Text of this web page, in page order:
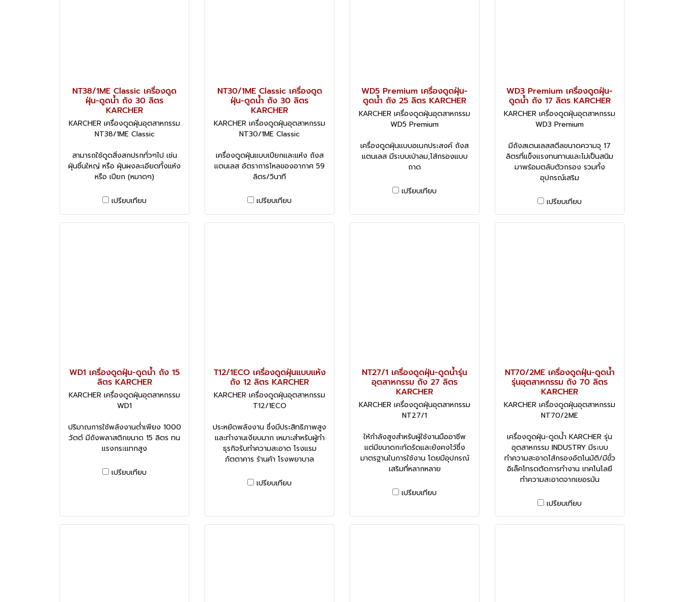
NT38/1ME Classic เครื่องดูด
ฝุ่น-ดูดน้ำ ถัง 30 ลิตร
KARCHER
KARCHER เครื่องดูดฝุ่นอุตสาหกรรม
NT38/1ME Classic
สามารถใช้ดูดสิ่งสกปรกทั่วๆไป เช่น
ฝุ่นชิ้นใหญ่ หรือ ฝุ่นผงละเอียดทั้งแห้ง
หรือ เปียก (หมาดๆ)
เปรียบเทียบ
NT30/1ME Classic เครื่องดูด
ฝุ่น-ดูดน้ำ ถัง 30 ลิตร
KARCHER
KARCHER เครื่องดูดฝุ่นอุตสาหกรรม
NT30/1ME Classic
เครื่องดูดฝุ่นแบบเปียกและแห้ง ถังส
แตนเลส อัตราการไหลของอากาศ 59
ลิตร/วินาที
เปรียบเทียบ
WD5 Premium เครื่องดูดฝุ่น-
ดูดน้ำ ถัง 25 ลิตร KARCHER
KARCHER เครื่องดูดฝุ่นอุตสาหกรรม
WD5 Premium
เครื่องดูดฝุ่นแบบอเนกประสงค์ ถังส
แตนเลส มีระบบเป่าลม,ไส้กรองแบบ
ถาด
เปรียบเทียบ
WD3 Premium เครื่องดูดฝุ่น-
ดูดน้ำ ถัง 17 ลิตร KARCHER
KARCHER เครื่องดูดฝุ่นอุตสาหกรรม
WD3 Premium
มีถังสเตนเลสสตีลขนาดความจุ 17
ลิตรที่แข็งแรงทนทานและไม่เป็นสนิม
มาพร้อมตลับตัวกรอง รวมทั้ง
อุปกรณ์เสริม
เปรียบเทียบ
WD1 เครื่องดูดฝุ่น-ดูดน้ำ ถัง 15
ลิตร KARCHER
KARCHER เครื่องดูดฝุ่นอุตสาหกรรม
WD1
ปริมาณการใช้พลังงานต่ำเพียง 1000
วัตต์ มีถังพลาสติกขนาด 15 ลิตร ทน
แรงกระแทกสูง
เปรียบเทียบ
T12/1ECO เครื่องดูดฝุ่นแบบแห้ง
ถัง 12 ลิตร KARCHER
KARCHER เครื่องดูดฝุ่นอุตสาหกรรม
T12/1ECO
ประหยัดพลังงาน ซึ่งมีประสิทธิภาพสูง
และทำงานเงียบมาก เหมาะสำหรับผู้ทำ
ธุรกิจรับทำความสะอาด โรงแรม
ภัตตาคาร ร้านค้า โรงพยาบาล
เปรียบเทียบ
NT27/1 เครื่องดูดฝุ่น-ดูดน้ำรุ่น
อุตสาหกรรม ถัง 27 ลิตร
KARCHER
KARCHER เครื่องดูดฝุ่นอุตสาหกรรม
NT27/1
ให้กำลังสูงสำหรับผู้ใช้งานมืออาชีพ
แต่มีขนาดกะทัดรัดและยังคงไว้ซึ่ง
มาตรฐานในการใช้งาน โดยมีอุปกรณ์
เสริมที่หลากหลาย
เปรียบเทียบ
NT70/2ME เครื่องดูดฝุ่น-ดูดน้ำ
รุ่นอุตสาหกรรม ถัง 70 ลิตร
KARCHER
KARCHER เครื่องดูดฝุ่นอุตสาหกรรม
NT70/2ME
เครื่องดูดฝุ่น-ดูดน้ำ KARCHER รุ่น
อุตสาหกรรม INDUSTRY มีระบบ
ทำความสะอาดไส้กรองอัตโนมัติ/มีขั้ว
อิเล็คโทรดตัดการทำงาน เทคโนโลยี
ทำความสะอาดจากเยอรมัน
เปรียบเทียบ